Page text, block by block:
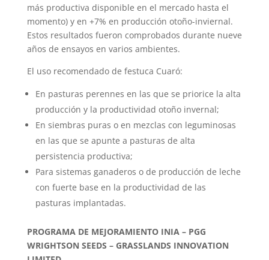
más productiva disponible en el mercado hasta el
momento) y en +7% en producción otoño-inviernal.
Estos resultados fueron comprobados durante nueve
años de ensayos en varios ambientes.
El uso recomendado de festuca Cuaró:
En pasturas perennes en las que se priorice la alta
producción y la productividad otoño invernal;
En siembras puras o en mezclas con leguminosas
en las que se apunte a pasturas de alta
persistencia productiva;
Para sistemas ganaderos o de producción de leche
con fuerte base en la productividad de las
pasturas implantadas.
PROGRAMA DE MEJORAMIENTO INIA – PGG
WRIGHTSON SEEDS – GRASSLANDS INNOVATION